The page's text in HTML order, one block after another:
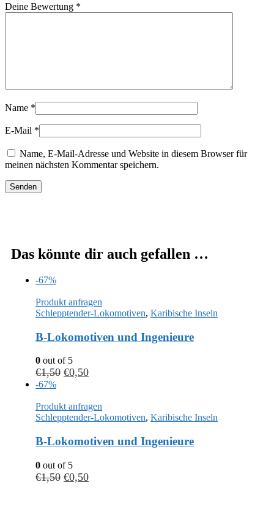
Deine Bewertung *
Name *
E-Mail *
Name, E-Mail-Adresse und Website in diesem Browser für
meinen nächsten Kommentar speichern.
Das könnte dir auch gefallen …
-67%
Produkt anfragen
Schlepptender-Lokomotiven, Karibische Inseln
B-Lokomotiven und Ingenieure
0 out of 5
€1,50 €0,50
-67%
Produkt anfragen
Schlepptender-Lokomotiven, Karibische Inseln
B-Lokomotiven und Ingenieure
0 out of 5
€1,50 €0,50